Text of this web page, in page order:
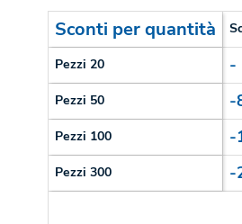
Sconti per quantità
Pezzi 20 -
Pezzi 50 -
Pezzi 100 -
Pezzi 300 -